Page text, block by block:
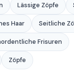
Lässige Zöpfe
Haar Seitliche
Frisuren
Zöpfe